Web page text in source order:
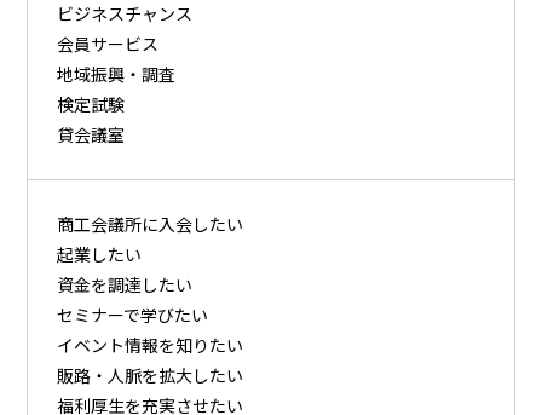
ビジネスチャンス
会員サービス
地域振興・調査
検定試験
貸会議室
商⼯会議所に⼊会したい
起業したい
資⾦を調達したい
セミナーで学びたい
イベント情報を知りたい
販路・⼈脈を拡⼤したい
福利厚⽣を充実させたい